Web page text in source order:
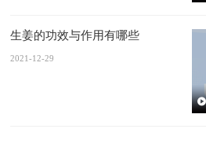
生姜的功效与作用有哪些
2021-12-29